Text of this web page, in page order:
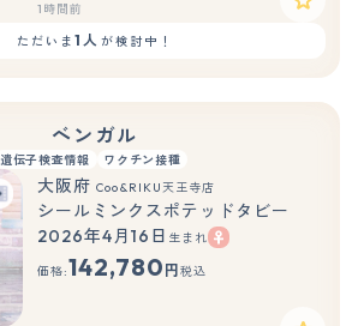
1時間前
ただいま1人 が検討中！
ベンガル
遺伝子検査情報 ワクチン接種
大阪府 Coo&RIKU天王寺店
シールミンクスポテッドタビー
2026年4月16日 生まれ
価格:142,780 円 税込